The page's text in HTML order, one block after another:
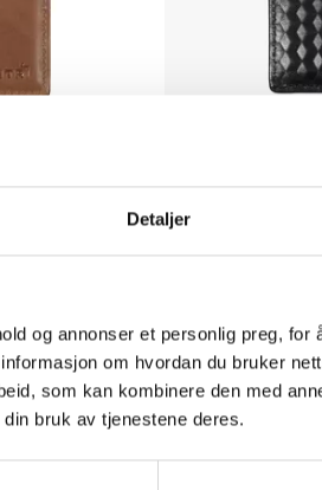
Detaljer
og annonser et personlig preg,
om hvordan du bruker
som kan kombinere den med
bruk av tjenestene deres.
Cardholder City,